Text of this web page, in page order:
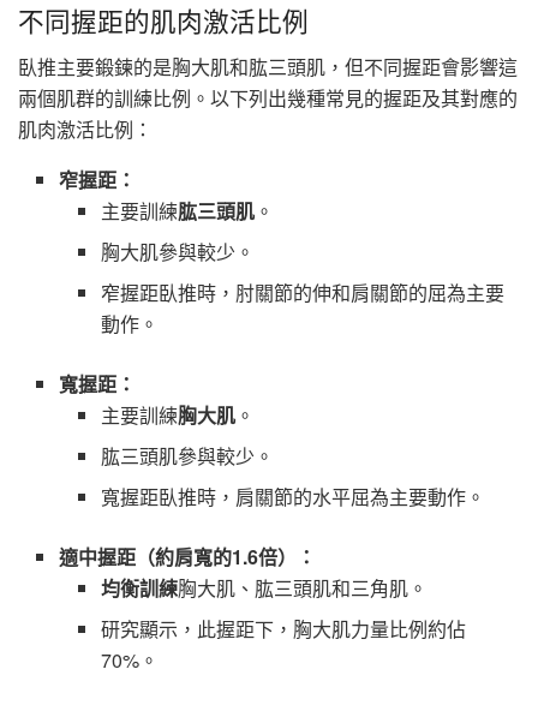
不同握距的肌肉激活比例
臥推主要鍛鍊的是胸大肌和肱三頭肌，但不同握距會影響這
兩個肌群的訓練比例。以下列出幾種常見的握距及其對應的
肌肉激活比例：
窄握距：
主要訓練肱三頭肌。
胸大肌參與較少。
窄握距臥推時，肘關節的伸和肩關節的屈為主要
動作。
寬握距：
主要訓練胸大肌。
肱三頭肌參與較少。
寬握距臥推時，肩關節的水平屈為主要動作。
適中握距（約肩寬的1.6倍）：
均衡訓練胸大肌、肱三頭肌和三角肌。
研究顯示，此握距下，胸大肌力量比例約佔
70%。